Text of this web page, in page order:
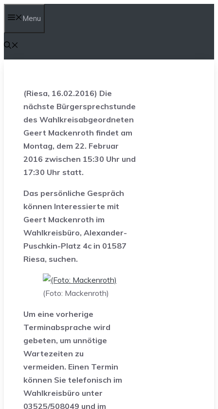
to
content
Menu
(Riesa, 16.02.2016) Die
nächste Bürgersprechstunde
des Wahlkreisabgeordneten
Geert Mackenroth findet am
Montag, dem 22. Februar
2016 zwischen 15:30 Uhr und
17:30 Uhr statt.
Das persönliche Gespräch
können Interessierte mit
Geert Mackenroth im
Wahlkreisbüro, Alexander-
Puschkin-Platz 4c in 01587
Riesa, suchen.
(Foto: Mackenroth)
Um eine vorherige
Terminabsprache wird
gebeten, um unnötige
Wartezeiten zu
vermeiden. Einen Termin
können Sie telefonisch im
Wahlkreisbüro unter
03525/508049 und im